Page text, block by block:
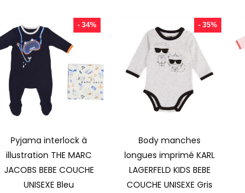
- 34%
Pyjama interlock à
illustration THE MARC
JACOBS BEBE COUCHE
UNISEXE Bleu
- 35%
Body manches
longues imprimé KARL
LAGERFELD KIDS BEBE
COUCHE UNISEXE Gris